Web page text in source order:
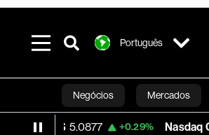
Português
Negócios Mercados
Línea Studios Podcasts
R$ 5.0877 +0.29% Nasdaq